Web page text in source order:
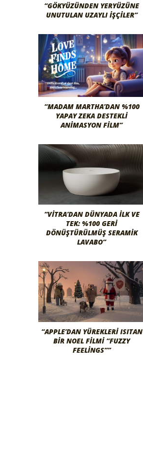
“GÖKYÜZÜNDEN YERYÜZÜNE
UNUTULAN UZAYLI İŞÇILER”
“MADAM MARTHA’DAN %100
YAPAY ZEKA DESTEKLI
ANIMASYON FILM”
“VITRA’DAN DÜNYADA İLK VE
TEK: %100 GERI
DÖNÜŞTÜRÜLMÜŞ SERAMIK
LAVABO”
“APPLE’DAN YÜREKLERI ISITAN
BIR NOEL FILMI “FUZZY
FEELINGS””